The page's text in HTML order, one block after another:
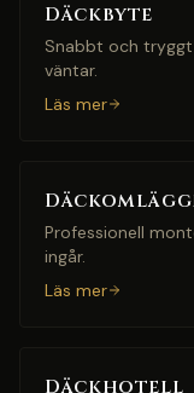
Däckbyte
Snabbt och
väntar.
Läs mer
Professionell
ingår.
Läs mer
Däckhotell